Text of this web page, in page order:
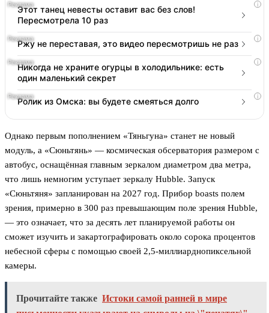
i
Этот танец невесты оставит вас без слов!
Пересмотрела 10 раз
i
Ржу не переставая, это видео пересмотришь не раз
i
Никогда не храните огурцы в холодильнике: есть
один маленький секрет
i
Ролик из Омска: вы будете смеяться долго
Однако первым пополнением «Тяньгуна» станет не новый
модуль, а «Сюньтянь» — космическая обсерватория размером с
автобус, оснащённая главным зеркалом диаметром два метра,
что лишь немногим уступает зеркалу Hubble. Запуск
«Сюньтяня» запланирован на 2027 год. Прибор boasts полем
зрения, примерно в 300 раз превышающим поле зрения Hubble,
— это означает, что за десять лет планируемой работы он
сможет изучить и закартографировать около сорока процентов
небесной сферы с помощью своей 2,5-миллиарднопиксельной
камеры.
Прочитайте также Истоки самой ранней в мире